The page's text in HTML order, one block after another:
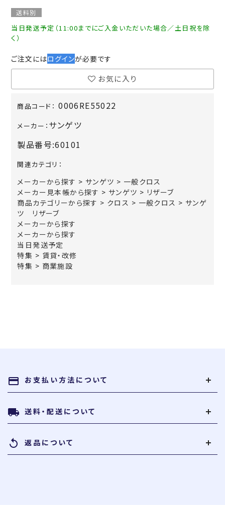
送料別
当日発送予定（11:00までにご入金いただいた場合／土日祝を除
く）
ご注文にはログインが必要です
お気に入り
商品コード： 0006RE55022
メーカー： サンゲツ
製品番号:60101
関連カテゴリ：
メーカーから探す > サンゲツ > 一般クロス
メーカー見本帳から探す > サンゲツ > リザーブ
商品カテゴリーから探す > クロス > 一般クロス > サンゲ
ツ リザーブ
メーカーから探す
メーカーから探す
当日発送予定
特集 > 賃貸・改修
特集 > 商業施設
payment お支払い方法について
local_shipping 送料・配送について
replay 返品について